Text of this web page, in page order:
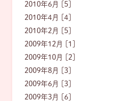
2010年6月 [5]
2010年4月 [4]
2010年2月 [5]
2009年12月 [1]
2009年10月 [2]
2009年8月 [3]
2009年6月 [3]
2009年3月 [6]